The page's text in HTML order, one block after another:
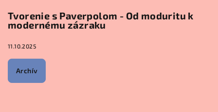
Tvorenie s Paverpolom - Od moduritu k
modernému zázraku
11.10.2025
Archív